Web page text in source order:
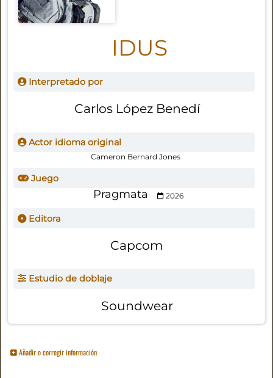
IDUS
Interpretado por
Carlos López Benedí
Actor idioma original
Cameron Bernard Jones
Juego
Pragmata 2026
Editora
Capcom
Estudio de doblaje
Soundwear
Añadir o corregir información